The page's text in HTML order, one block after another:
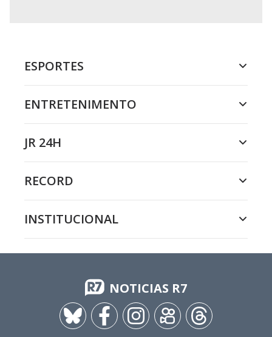
ESPORTES
ENTRETENIMENTO
JR 24H
RECORD
INSTITUCIONAL
NOTICIAS R7